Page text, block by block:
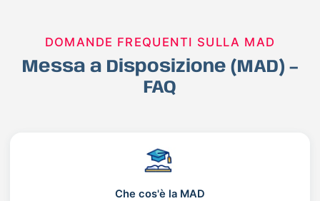
DOMANDE FREQUENTI SULLA MAD
Messa a Disposizione (MAD) –
FAQ
Che cos'è la MAD